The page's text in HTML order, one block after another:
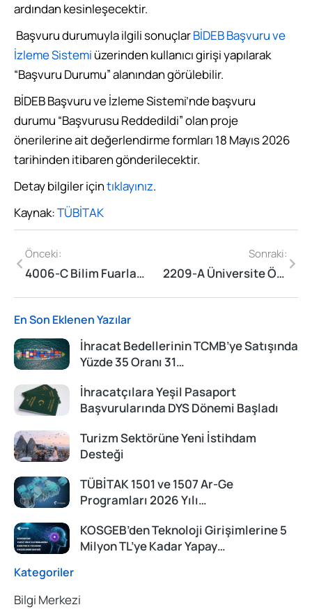
ardından kesinleşecektir.
Başvuru durumuyla ilgili sonuçlarBİDEB Başvuru ve
İzleme Sistemi üzerinden kullanıcı girişi yapılarak
“Başvuru Durumu” alanından görülebilir.
BİDEB Başvuru ve İzleme Sistemi’nde başvuru
durumu “Başvurusu Reddedildi” olan proje
önerilerine ait değerlendirme formları 18 Mayıs 2026
tarihinden itibaren gönderilecektir.
Detay bilgiler içintıklayınız.
Kaynak:TÜBİTAK
Önceki:
4006-C Bilim Fuarları Festivali Çağrısı Sonuçları Açıklandı
Sonraki:
2209-A Üniversite Öğrencileri Araştırma Projeleri Destekleme Programı Başvuru Sonuçları Açıklandı
En Son Eklenen Yazılar
İhracat Bedellerinin TCMB’ye Satışında
Yüzde 35 Oranı 31…
İhracatçılara Yeşil Pasaport
Başvurularında DYS Dönemi Başladı
Turizm Sektörüne Yeni İstihdam
Desteği
TÜBİTAK 1501 ve 1507 Ar-Ge
Programları 2026 Yılı…
KOSGEB’den Teknoloji Girişimlerine 5
Milyon TL’ye Kadar Yapay…
Kategoriler
Bilgi Merkezi